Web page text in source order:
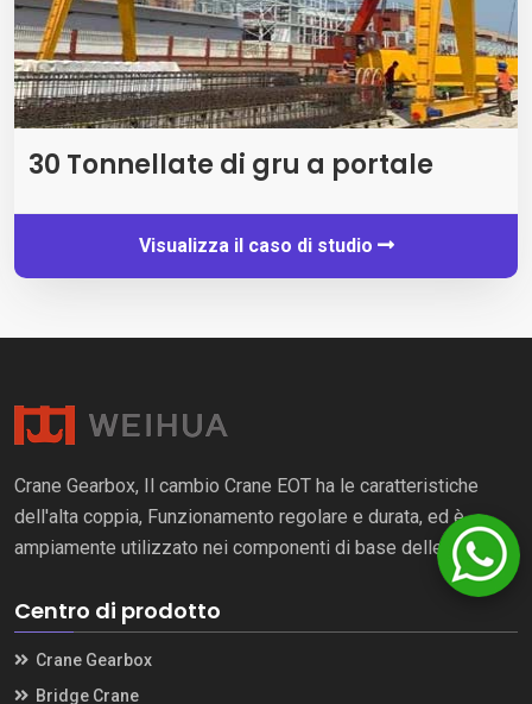
30 Tonnellate di gru a portale
Visualizza il caso di studio
Crane Gearbox, Il cambio Crane EOT ha le caratteristiche
dell'alta coppia, Funzionamento regolare e durata, ed è
ampiamente utilizzato nei componenti di base delle gru.
Centro di prodotto
Crane Gearbox
Bridge Crane